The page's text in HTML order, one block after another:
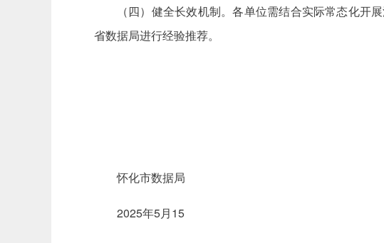
（四）健全长效机制。各单位需结合实际常态化
省数据局进行经验推荐。
怀化市数据局
2025年5月15